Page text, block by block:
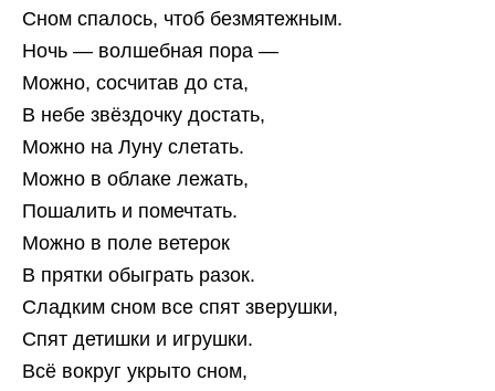
Сном спалось, чтоб безмятежным.
Ночь — волшебная пора —
Можно, сосчитав до ста,
В небе звёздочку достать,
Можно на Луну слетать.
Можно в облаке лежать,
Пошалить и помечтать.
Можно в поле ветерок
В прятки обыграть разок.
Сладким сном все спят зверушки,
Спят детишки и игрушки.
Всё вокруг укрыто сном,